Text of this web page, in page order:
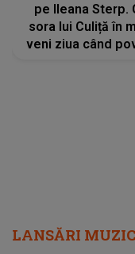
pe Ileana Sterp.
sora lui Culiță în
veni ziua când
LANSĂRI